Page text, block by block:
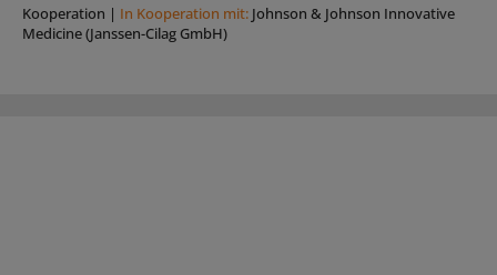
Kooperation | In Kooperation mit: Johnson & Johnson Innovative
Medicine (Janssen-Cilag GmbH)